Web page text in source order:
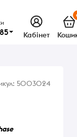
Кабінет
5003024